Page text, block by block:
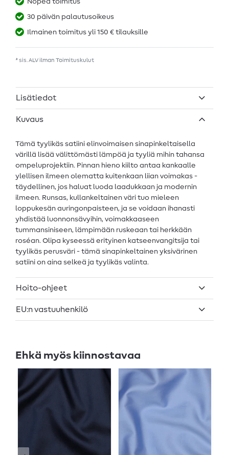
Nopea toimitus
30 päivän palautusoikeus
Ilmainen toimitus yli 150 € tilauksille
* sis. ALV ilman Toimituskulut
Lisätiedot
Kuvaus
Tämä tyylikäs satiini elinvoimaisen sinapinkeltaisella
värillä lisää välittömästi lämpöä ja tyyliä mihin tahansa
ompeluprojektiin. Pinnan hieno kiilto antaa kankaalle
ylellisen ilmeen olematta kuitenkaan liian voimakas -
täydellinen, jos haluat luoda laadukkaan ja modernin
ilmeen. Runsas, kullankeltainen väri tuo mieleen
loppukesän auringonpaisteen, ja se voidaan ihanasti
yhdistää luonnonsävyihin, voimakkaaseen
tummansiniseen, lämpimään ruskeaan tai herkkään
roséan. Olipa kyseessä erityinen katseenvangitsija tai
tyylikäs perusväri - tämä sinapinkeltainen yksivärinen
satiini on aina selkeä ja tyylikäs valinta.
Hoito-ohjeet
EU:n vastuuhenkilö
Ehkä myös kiinnostavaa